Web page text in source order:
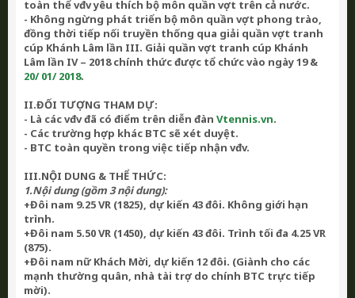
toàn thể vđv yêu thích bộ môn quần vợt trên cả nước.
- Không ngừng phát triển bộ môn quần vợt phong trào,
đồng thời tiếp nối truyền thống qua giải quần vợt tranh
cúp Khánh Lâm lần III. Giải quần vợt tranh cúp Khánh
Lâm lần IV – 2018 chính thức được tổ chức vào ngày 19 &
20/ 01/ 2018.
II.ĐỐI TƯỢNG THAM DỰ:
- Là các vđv đã có điểm trên diễn đàn Vtennis.vn.
- Các trường hợp khác BTC sẽ xét duyệt.
- BTC toàn quyền trong việc tiếp nhận vđv.
III.NỘI DUNG & THỂ THỨC:
1.Nội dung (gồm 3 nội dung):
+Đôi nam 9.25 VR (1825), dự kiến 43 đôi. Không giới hạn
trình.
+Đôi nam 5.50 VR (1450), dự kiến 43 đôi. Trình tối đa 4.25 VR
(875).
+Đôi nam nữ Khách Mời, dự kiến 12 đôi. (Giành cho các
mạnh thường quân, nhà tài trợ do chính BTC trực tiếp
mời).